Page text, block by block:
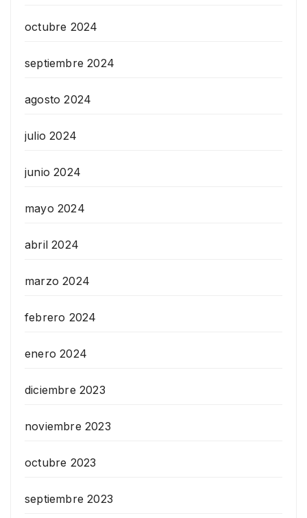
octubre 2024
septiembre 2024
agosto 2024
julio 2024
junio 2024
mayo 2024
abril 2024
marzo 2024
febrero 2024
enero 2024
diciembre 2023
noviembre 2023
octubre 2023
septiembre 2023